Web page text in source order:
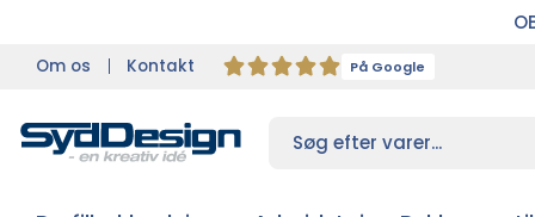
Om os Kontakt På Google